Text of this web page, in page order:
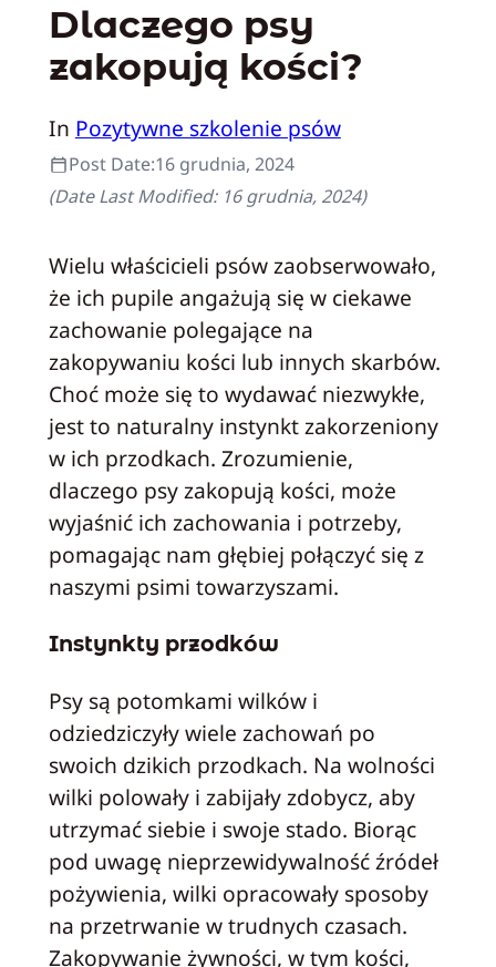
Dlaczego psy
zakopują kości?
In Pozytywne szkolenie psów
Post Date:16 grudnia, 2024
(Date Last Modified: 16 grudnia, 2024)
Wielu właścicieli psów zaobserwowało,
że ich pupile angażują się w ciekawe
zachowanie polegające na
zakopywaniu kości lub innych skarbów.
Choć może się to wydawać niezwykłe,
jest to naturalny instynkt zakorzeniony
w ich przodkach. Zrozumienie,
dlaczego psy zakopują kości, może
wyjaśnić ich zachowania i potrzeby,
pomagając nam głębiej połączyć się z
naszymi psimi towarzyszami.
Instynkty przodków
Psy są potomkami wilków i
odziedziczyły wiele zachowań po
swoich dzikich przodkach. Na wolności
wilki polowały i zabijały zdobycz, aby
utrzymać siebie i swoje stado. Biorąc
pod uwagę nieprzewidywalność źródeł
pożywienia, wilki opracowały sposoby
na przetrwanie w trudnych czasach.
Zakopywanie żywności, w tym kości,